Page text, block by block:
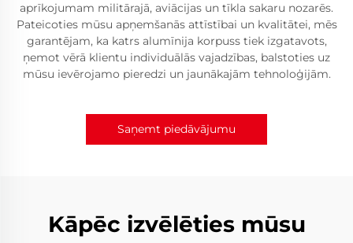
aprīkojumam militārajā, aviācijas un tīkla sakaru nozarēs.
Pateicoties mūsu apņemšanās attīstībai un kvalitātei, mēs
garantējam, ka katrs alumīnija korpuss tiek izgatavots,
ņemot vērā klientu individuālās vajadzības, balstoties uz
mūsu ievērojamo pieredzi un jaunākajām tehnoloģijām.
Saņemt piedāvājumu
Kāpēc izvēlēties mūsu